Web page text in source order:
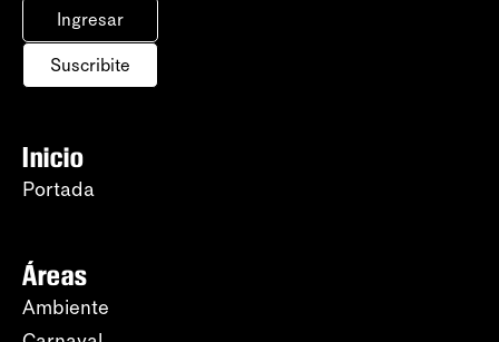
Ingresar
Suscribite
Inicio
Portada
Áreas
Ambiente